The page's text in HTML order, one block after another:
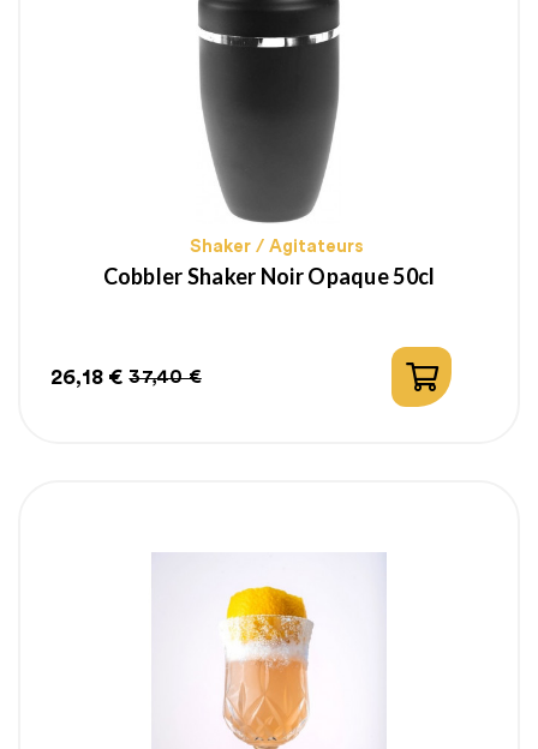
Shaker / Agitateurs
Cobbler Shaker Noir Opaque 50cl
Prix
26,18 €
Prix
37,40 €